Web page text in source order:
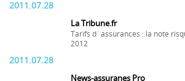
2011.07.28
La Tribune.fr
Tarifs d´assurances : la note
2012
2011.07.28
News-assuranes Pro